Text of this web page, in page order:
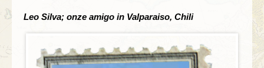
Leo Silva; onze amigo in Valparaiso, Chili